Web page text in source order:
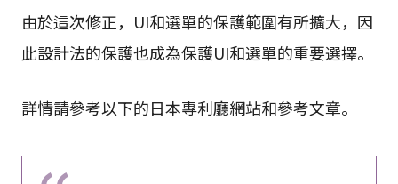
由於這次修正，UI和選單的保護範圍有所擴大，因
此設計法的保護也成為保護UI和選單的重要選擇。
詳情請參考以下的日本專利廳網站和參考文章。